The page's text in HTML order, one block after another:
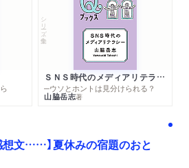
シリーズ・全集
ＳＮＳ時代のメディアリテラシー
─ウソとホントは見分けられる？
山脇岳志著
想文……】夏休みの宿題のおと